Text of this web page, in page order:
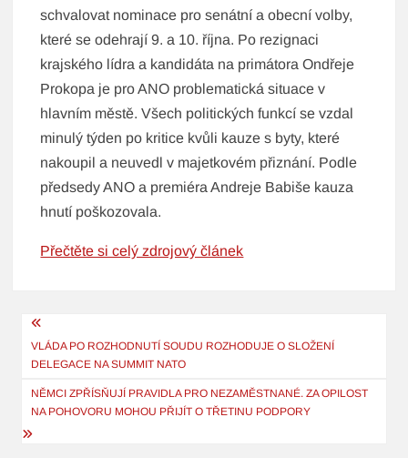
schvalovat nominace pro senátní a obecní volby,
které se odehrají 9. a 10. října. Po rezignaci
krajského lídra a kandidáta na primátora Ondřeje
Prokopa je pro ANO problematická situace v
hlavním městě. Všech politických funkcí se vzdal
minulý týden po kritice kvůli kauze s byty, které
nakoupil a neuvedl v majetkovém přiznání. Podle
předsedy ANO a premiéra Andreje Babiše kauza
hnutí poškozovala.
Přečtěte si celý zdrojový článek
Navigace
pro
příspěvek
VLÁDA PO ROZHODNUTÍ SOUDU ROZHODUJE O SLOŽENÍ
DELEGACE NA SUMMIT NATO
NĚMCI ZPŘÍSŇUJÍ PRAVIDLA PRO NEZAMĚSTNANÉ. ZA OPILOST
NA POHOVORU MOHOU PŘIJÍT O TŘETINU PODPORY